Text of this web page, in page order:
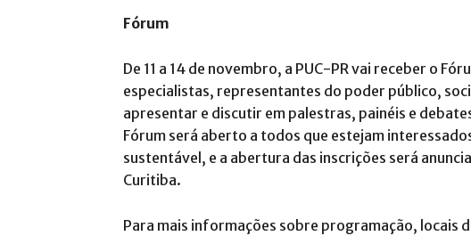
Fórum
De 11 a 14 de novembro, a PUC-PR vai receber o
especialistas, representantes do poder público,
apresentar e discutir em palestras, painéis e
Fórum será aberto a todos que estejam
sustentável, e a abertura das inscrições será
Curitiba.
Para mais informações sobre programação, locais